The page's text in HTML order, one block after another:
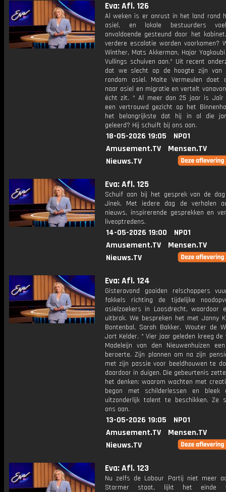
Eva: Afl. 126
Al weken is er onrust in het land rond
asiel, en lokale bestuurders
onvoldoende gesteund door het
verdere escalatie worden voorkomen?
Winther, Mats Akkerman, Hajar
Vullings schuiven aan.* Uit recent
dat we slecht op de hoogte zijn van
rondom asiel. Maite Vermeulen doet
naar asiel en migratie en vertelt
écht zit. * Al meer dan 25 jaar is Jaïr
een vertrouwd gezicht op het
het belangrijkste dat hij in al die
geleerd? Hij schuift bij ons aan.
18-05-2026 19:05
NPO1
Amusement.TV
Mensen.TV
Nieuws.TV
Eva: Afl. 125
Schuif aan bij het gesprek van de
Jinek. Met iedere dag de verhalen
nieuws, inspirerende gesprekken en
liveoptredens.
14-05-2026 19:00
NPO1
Amusement.TV
Mensen.TV
Nieuws.TV
Eva: Afl. 124
Gisteravond gooiden relschoppers
fakkels richting de tijdelijke
asielzoekers in Loosdrecht, waardoor
uitbrak. We bespreken het met Janny
Bontenbal, Sarah Bakker, Wouter de
Jort Kelder. * Vier jaar geleden kreeg de
Madeleijn van den Nieuwenhuizen
beroerte. Zijn plannen om na zijn
met zijn passie voor beeldhouwen te
daardoor in duigen. Die gebeurtenis
het denken: waarom wachten met
begon met schilderlessen en bleek
uitzonderlijk talent te beschikken. Ze
ons aan.
13-05-2026 19:05
NPO1
Amusement.TV
Mensen.TV
Nieuws.TV
Eva: Afl. 123
Nu zelfs de Labour Partij niet meer
Starmer staat, lijkt het einde